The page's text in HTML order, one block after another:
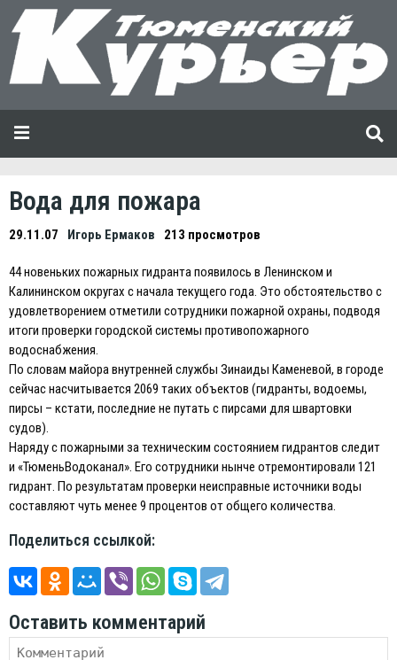
Вода для пожара
29.11.07 Игорь Ермаков 213 просмотров
44 новеньких пожарных гидранта появилось в Ленинском и
Калининском округах с начала текущего года. Это обстоятельство с
удовлетворением отметили сотрудники пожарной охраны, подводя
итоги проверки городской системы противопожарного
водоснабжения.
По словам майора внутренней службы Зинаиды Каменевой, в городе
сейчас насчитывается 2069 таких объектов (гидранты, водоемы,
пирсы – кстати, последние не путать с пирсами для швартовки
судов).
Наряду с пожарными за техническим состоянием гидрантов следит
и «ТюменьВодоканал». Его сотрудники нынче отремонтировали 121
гидрант. По результатам проверки неисправные источники воды
составляют чуть менее 9 процентов от общего количества.
Поделиться ссылкой:
Оставить комментарий